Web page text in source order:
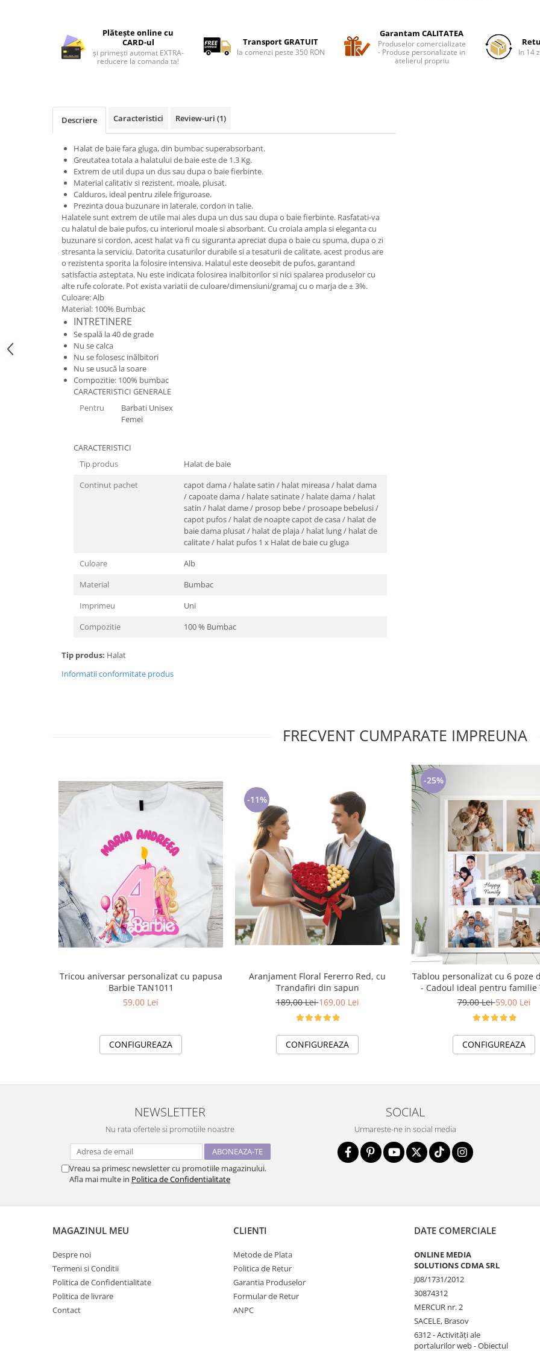
Pijamale de CRACIUN
WINTER Collection
Halate si pijamale Family
Seturi elegante femei
Pijamale de copii
Pijamale BIG SIZE femei
Cadouri ocazii speciale
Tricouri de craciun
Tricouri de cuplu Valentine's Day
Cadouri pentru Bunici
Cadouri pentru Nasi si Fini
Cadouri Craciun
Cadouri pentru Mama
Cadouri pentru profesori sau absolventi
Cadouri Back to school
Cadouri pentru CUPLU El & Ea
Cadouri Iubitori de animale
Cadouri pentru Sfânta Maria
Plătește online cu
CARD-ul
și primești automat EXTRA-
reducere la comanda ta!
Transport GRATUIT
la comenzi peste 350 RON
Garantam CALITATEA
Produselor comercializate
- Produse personalizate in
atelierul propriu
In 14
Descriere Caracteristici Review-uri (1)
Halat de baie fara gluga, din bumbac superabsorbant.
Greutatea totala a halatului de baie este de 1.3 Kg.
Extrem de util dupa un dus sau dupa o baie fierbinte.
Material calitativ si rezistent, moale, plusat.
Calduros, ideal pentru zilele friguroase.
Prezinta doua buzunare in laterale, cordon in talie.
Halatele sunt extrem de utile mai ales dupa un dus sau dupa o baie fierbinte. Rasfatati-va
cu halatul de baie pufos, cu interiorul moale si absorbant. Cu croiala ampla si eleganta cu
buzunare si cordon, acest halat va fi cu siguranta apreciat dupa o baie cu spuma, dupa o zi
stresanta la serviciu. Datorita cusaturilor durabile si a tesaturii de calitate, acest produs are
o rezistenta sporita la folosire intensiva. Halatul este deosebit de pufos, garantand
satisfactia asteptata. Nu este indicata folosirea inalbitorilor si nici spalarea produselor cu
alte rufe colorate. Pot exista variatii de culoare/dimensiuni/gramaj cu o marja de ± 3%.
Culoare: Alb
Material: 100% Bumbac
INTRETINERE
Se spală la 40 de grade
Nu se calca
Nu se folosesc inălbitori
Nu se usucă la soare
Compozitie: 100% bumbac
CARACTERISTICI GENERALE
Pentru
Barbati Unisex
Femei
CARACTERISTICI
Tip produs
Halat de baie
Continut pachet
capot dama / halate satin / halat mireasa / halat dama
/ capoate dama / halate satinate / halate dama / halat
satin / halat dame / prosop bebe / prosoape bebelusi /
capot pufos / halat de noapte capot de casa / halat de
baie dama plusat / halat de plaja / halat lung / halat de
calitate / halat pufos 1 x Halat de baie cu gluga
Culoare
Alb
Material
Bumbac
Imprimeu
Uni
Compozitie
100 % Bumbac
Tip produs: Halat
Informatii conformitate produs
FRECVENT CUMPARATE IMPREUNA
Tricou aniversar personalizat cu papusa
Barbie TAN1011
59,00 Lei
CONFIGUREAZA
-11%
Aranjament Floral Fererro Red, cu
Trandafiri din sapun
189,00 Lei169,00 Lei
CONFIGUREAZA
-25%
Tablou personalizat cu 6 poze
- Cadoul ideal pentru familie
Happy Family
79,00 Lei59,00 Lei
CONFIGUREAZA
NEWSLETTER
Nu rata ofertele si promotiile noastre
Vreau sa primesc newsletter cu promotiile magazinului.
Afla mai multe in Politica de Confidentialitate
SOCIAL
Urmareste-ne in social media
MAGAZINUL MEU
Despre noi
Termeni si Conditii
Politica de Confidentialitate
Politica de livrare
Contact
CLIENTI
Metode de Plata
Politica de Retur
Garantia Produselor
Formular de Retur
ANPC
DATE COMERCIALE
ONLINE MEDIA
SOLUTIONS CDMA SRL
J08/1731/2012
30874312
MERCUR nr. 2
SACELE, Brasov
6312 - Activităţi ale
portalurilor web - Obiectul